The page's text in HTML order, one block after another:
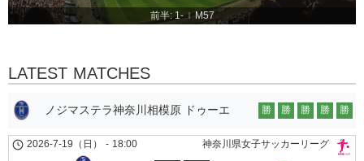
前半: 1- M57
LATEST MATCHES
ノジマステラ神奈川相模原 ドゥーエ 勝 勝 勝 勝 勝
神奈川県女子サッカーリーグ
2026-7-19（日） - 18:00